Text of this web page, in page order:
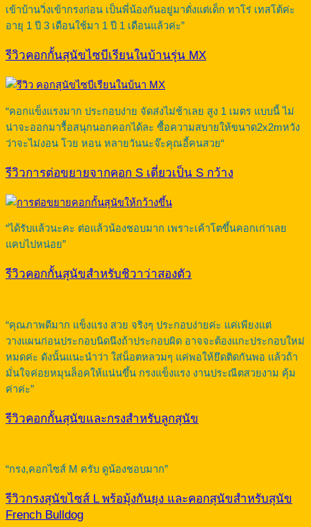
เข้าบ้านวิ่งเข้ากรงก่อน เป็นพี่น้องกันอยู่มาตั่งแต่เด็ก ทาโร่ เทสโต้ค่ะ
อายุ 1 ปี 3 เดือนใช้มา 1 ปี 1 เดือนแล้วค่ะ”
รีวิวคอกกั้นสุนัขไซบีเรียนในบ้านรุ่น MX
“คอกแข็งแรงมาก ประกอบง่าย จัดส่งไม่ช้าเลย สูง 1 เมตร แบบนี้ ไม่
น่าจะออกมารื้อสนุกนอกคอกได้ละ ซื้อความสบายให้ขนาด2x2mหวัง
ว่าจะไม่งอน โวย หอน หลายวันนะจ๊ะคุณอี้คนสวย“
รีวิวการต่อขยายจากคอก S เดี่ยวเป็น S กว้าง
“ได้รับแล้วนะคะ ต่อแล้วน้องชอบมาก เพราะเค้าโตขึ้นคอกเก่าเลย
แคบไปหน่อย”
รีวิวคอกกั้นสุนัขสำหรับชิวาว่าสองตัว
“คุณภาพดีมาก แข็งแรง สวย จริงๆ ประกอบง่ายค่ะ แค่เพียงแต่
วางแผนก่อนประกอบนิดนึงถ้าประกอบผิด อาจจะต้องแกะประกอบใหม่
หมดค่ะ ดังนั้นแนะนำว่า ใส่น็อตหลวมๆ แค่พอให้ยึดติดกันพอ แล้วถ้า
มั่นใจค่อยหมุนล็อคให้แน่นขึ้น กรงแข็งแรง งานประณีตสวยงาม คุ้ม
ค่าค่ะ”
รีวิวคอกกั้นสุนัขและกรงสำหรับลูกสุนัข
“กรง,คอกไซส์ M ครับ ดูน้องชอบมาก”
รีวิวกรงสุนัขไซส์ L พร้อมุ้งกันยุง และคอกสุนัขสำหรับสุนัข
French Bulldog